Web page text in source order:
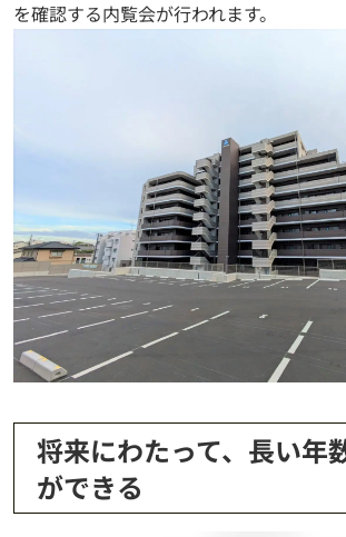
を確認する内覧会が行われます。
将来にわたって、長い年
ができる